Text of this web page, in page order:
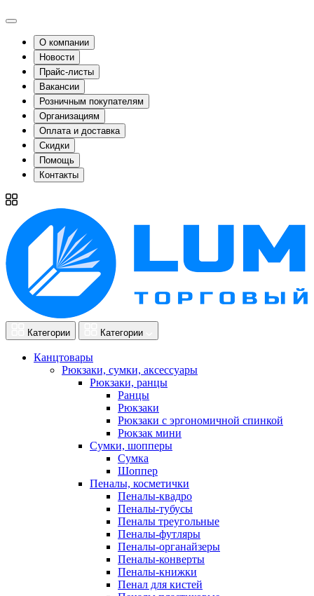
О компании
Новости
Прайс-листы
Вакансии
Розничным покупателям
Организациям
Оплата и доставка
Скидки
Помощь
Контакты
Категории Категории
Канцтовары
Рюкзаки, сумки, аксессуары
Рюкзаки, ранцы
Ранцы
Рюкзаки
Рюкзаки с эргономичной спинкой
Рюкзак мини
Сумки, шопперы
Сумка
Шоппер
Пеналы, косметички
Пеналы-квадро
Пеналы-тубусы
Пеналы треугольные
Пеналы-футляры
Пеналы-органайзеры
Пеналы-конверты
Пеналы-книжки
Пенал для кистей